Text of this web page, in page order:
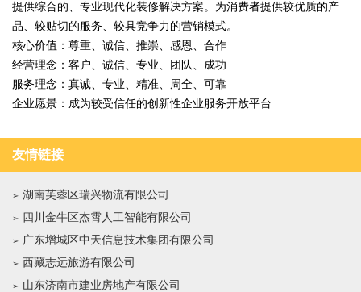
提供综合的、专业现代化装修解决方案。为消费者提供较优质的产
品、较贴切的服务、较具竞争力的营销模式。
核心价值：尊重、诚信、推崇、感恩、合作
经营理念：客户、诚信、专业、团队、成功
服务理念：真诚、专业、精准、周全、可靠
企业愿景：成为较受信任的创新性企业服务开放平台
友情链接
湖南芙蓉区瑞兴物流有限公司
四川金牛区杰霄人工智能有限公司
广东增城区中天信息技术集团有限公司
西藏志远旅游有限公司
山东济南市建业房地产有限公司